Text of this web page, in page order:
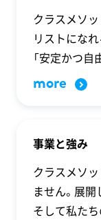
クラスメソ
リストになれ
「安定かつ自
more
事業と強み
クラスメソ
ません。展開
そして私た